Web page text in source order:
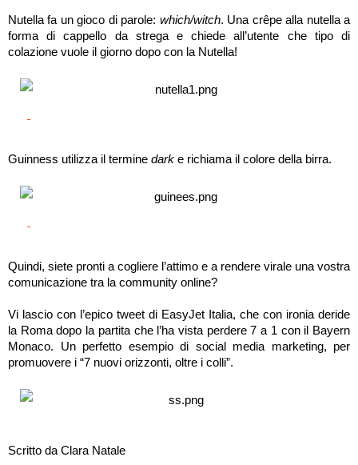
Nutella fa un gioco di parole: which/witch. Una crêpe alla nutella a
forma di cappello da strega e chiede all’utente che tipo di
colazione vuole il giorno dopo con la Nutella!
Guinness utilizza il termine dark e richiama il colore della birra.
Quindi, siete pronti a cogliere l’attimo e a rendere virale una vostra
comunicazione tra la community online?
Vi lascio con l’epico tweet di EasyJet Italia, che con ironia deride
la Roma dopo la partita che l’ha vista perdere 7 a 1 con il Bayern
Monaco. Un perfetto esempio di social media marketing, per
promuovere i “7 nuovi orizzonti, oltre i colli”.
Scritto da Clara Natale